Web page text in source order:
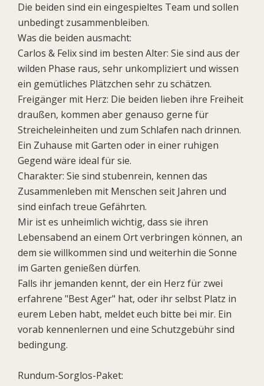
Die beiden sind ein eingespieltes Team und sollen
unbedingt zusammenbleiben.
Was die beiden ausmacht:
Carlos & Felix sind im besten Alter: Sie sind aus der
wilden Phase raus, sehr unkompliziert und wissen
ein gemütliches Plätzchen sehr zu schätzen.
Freigänger mit Herz: Die beiden lieben ihre Freiheit
draußen, kommen aber genauso gerne für
Streicheleinheiten und zum Schlafen nach drinnen.
Ein Zuhause mit Garten oder in einer ruhigen
Gegend wäre ideal für sie.
Charakter: Sie sind stubenrein, kennen das
Zusammenleben mit Menschen seit Jahren und
sind einfach treue Gefährten.
Mir ist es unheimlich wichtig, dass sie ihren
Lebensabend an einem Ort verbringen können, an
dem sie willkommen sind und weiterhin die Sonne
im Garten genießen dürfen.
Falls ihr jemanden kennt, der ein Herz für zwei
erfahrene "Best Ager" hat, oder ihr selbst Platz in
eurem Leben habt, meldet euch bitte bei mir. Ein
vorab kennenlernen und eine Schutzgebühr sind
bedingung.
Rundum-Sorglos-Paket: